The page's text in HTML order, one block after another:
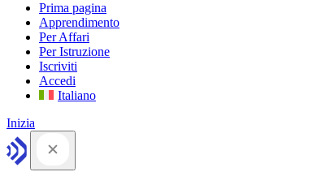
Prima pagina
Apprendimento
Per Affari
Per Istruzione
Iscriviti
Accedi
Italiano
Inizia